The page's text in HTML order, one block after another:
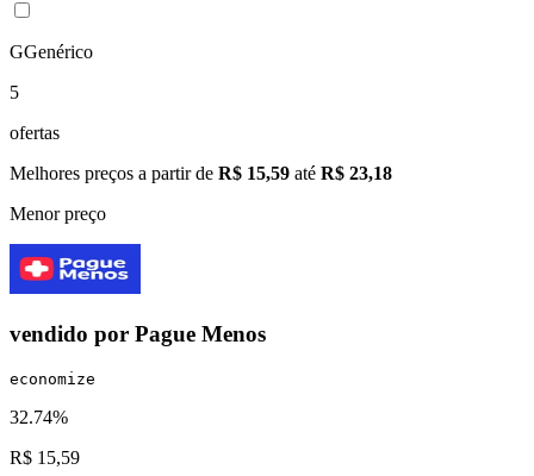
GGenérico
5
ofertas
Melhores preços a partir de R$ 15,59 até R$ 23,18
Menor preço
vendido por Pague Menos
economize
32.74%
R$ 15,59